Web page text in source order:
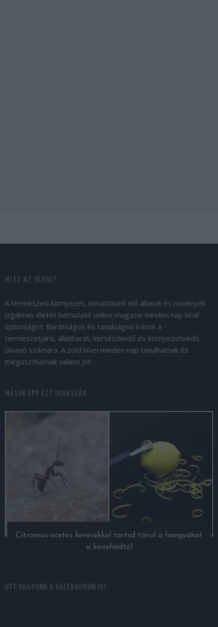
MI EZ AZ OLDAL?
A természeti környezet, körülöttünk élő állatok és növények
izgalmas életét bemutató online magazin minden nap kínál
újdonságot. Barátságos és tanulságos írások a
természetjáró, állatbarát, kertészkedő és környezetvédő
olvasó számára. A zöld hívei minden nap tanulhatnak és
megoszthatnak valami jót.
MÁSOK ÉPP EZT OLVASSÁK
Citromos-ecetes keverékkel tartsd távol a hangyákat
a konyhádtól
OTT VAGYUNK A FACEBOOKON IS!